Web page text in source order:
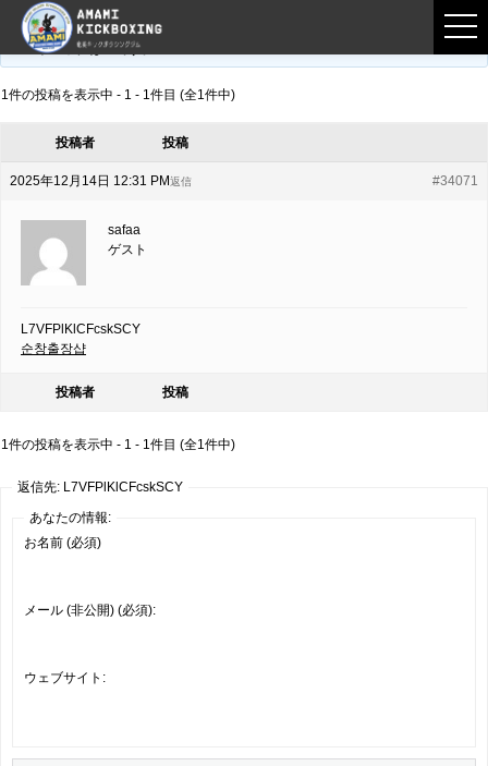
フロントページ › フォーラム
このトピックは空です。
1件の投稿を表示中 - 1 - 1件目 (全1件中)
投稿者 投稿
2025年12月14日 12:31 PM #34071
返信
safaa
ゲスト
L7VFPlKlCFcskSCY
순창출장샵
投稿者 投稿
1件の投稿を表示中 - 1 - 1件目 (全1件中)
返信先: L7VFPlKlCFcskSCY
あなたの情報:
お名前 (必須)
メール (非公開) (必須):
ウェブサイト: